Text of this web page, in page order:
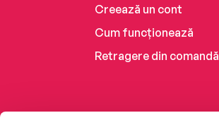
Creează un cont
Cum funcționează
Retragere din comandă